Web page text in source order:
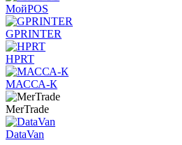
МойPOS
GPRINTER
HPRT
МАССА-К
MerTrade
DataVan